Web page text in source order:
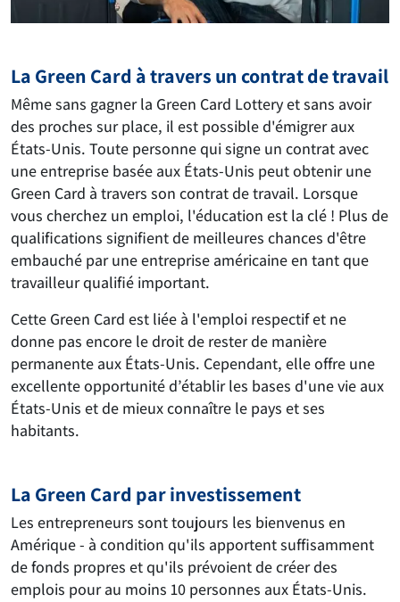
La Green Card à travers un contrat de travail
Même sans gagner la Green Card Lottery et sans avoir
des proches sur place, il est possible d'émigrer aux
États-Unis. Toute personne qui signe un contrat avec
une entreprise basée aux États-Unis peut obtenir une
Green Card à travers son contrat de travail. Lorsque
vous cherchez un emploi, l'éducation est la clé ! Plus de
qualifications signifient de meilleures chances d'être
embauché par une entreprise américaine en tant que
travailleur qualifié important.
Cette Green Card est liée à l'emploi respectif et ne
donne pas encore le droit de rester de manière
permanente aux États-Unis. Cependant, elle offre une
excellente opportunité d’établir les bases d'une vie aux
États-Unis et de mieux connaître le pays et ses
habitants.
La Green Card par investissement
Les entrepreneurs sont toujours les bienvenus en
Amérique - à condition qu'ils apportent suffisamment
de fonds propres et qu'ils prévoient de créer des
emplois pour au moins 10 personnes aux États-Unis.